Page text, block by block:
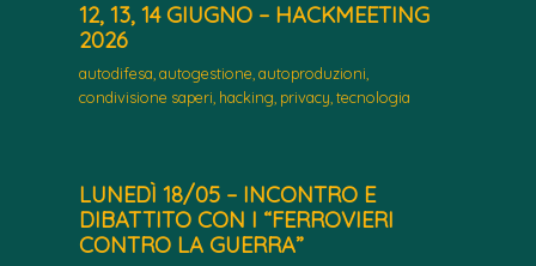
12, 13, 14 GIUGNO – HACKMEETING
2026
autodifesa autogestione autoproduzioni
condivisione saperi hacking privacy tecnologia
LUNEDÌ 18/05 – INCONTRO E
DIBATTITO CON I “FERROVIERI
CONTRO LA GUERRA”